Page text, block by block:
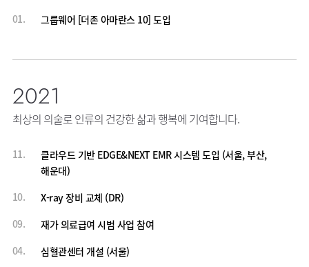
01.
그룹웨어 [더존 아마란스 10] 도입
2021
최상의 의술로 인류의 건강한 삶과 행복에 기여합니다.
11.
클라우드 기반 EDGE&NEXT EMR 시스템 도입 (서울, 부산,
해운대)
10.
X-ray 장비 교체 (DR)
09.
재가 의료급여 시범 사업 참여
04.
심혈관센터 개설 (서울)